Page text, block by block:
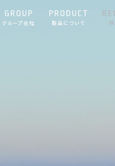
GROUP
グループ会社
PRODUCT
製品について